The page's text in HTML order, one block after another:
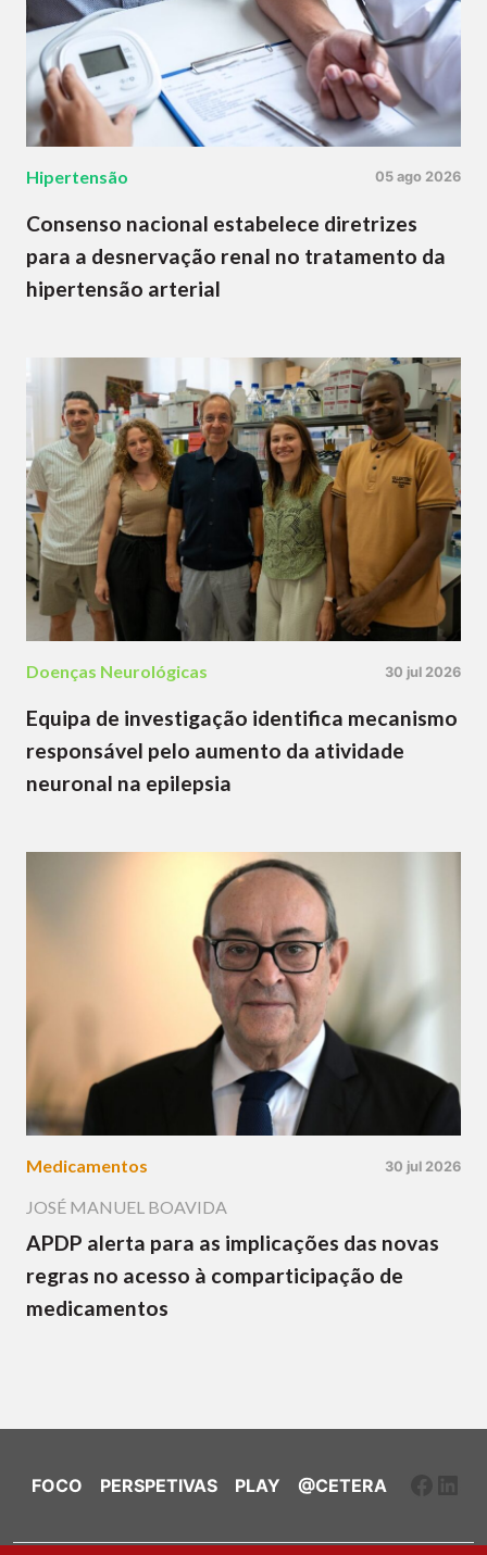
Hipertensão 05 ago 2026
Consenso nacional estabelece diretrizes
para a desnervação renal no tratamento da
hipertensão arterial
Doenças Neurológicas 30 jul 2026
Equipa de investigação identifica mecanismo
responsável pelo aumento da atividade
neuronal na epilepsia
Medicamentos 30 jul 2026
JOSÉ MANUEL BOAVIDA
APDP alerta para as implicações das novas
regras no acesso à comparticipação de
medicamentos
FOCO PERSPETIVAS PLAY @CETERA